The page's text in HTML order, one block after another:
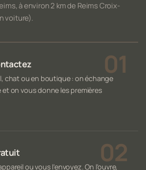
à environ 2 km de Reims Croix-
voiture).
chat ou en boutique : on échange
on vous donne les premières
ou vous l'envoyez. On l'ouvre,